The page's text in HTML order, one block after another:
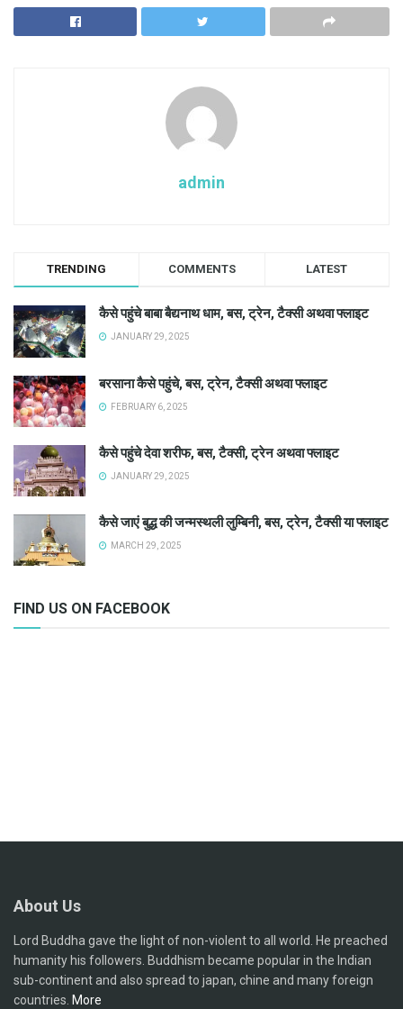
admin
TRENDING COMMENTS LATEST
कैसे पहुंचे बाबा बैद्यनाथ धाम, बस, ट्रेन, टैक्सी अथवा फ्लाइट
JANUARY 29, 2025
बरसाना कैसे पहुंचे, बस, ट्रेन, टैक्सी अथवा फ्लाइट
FEBRUARY 6, 2025
कैसे पहुंचे देवा शरीफ, बस, टैक्सी, ट्रेन अथवा फ्लाइट
JANUARY 29, 2025
कैसे जाएं बुद्ध की जन्मस्थली लुम्बिनी, बस, ट्रेन, टैक्सी या फ्लाइट
MARCH 29, 2025
FIND US ON FACEBOOK
About Us
Lord Buddha gave the light of non-violent to all world. He preached
humanity his followers. Buddhism became popular in the Indian
sub-continent and also spread to japan, chine and many foreign
countries. More